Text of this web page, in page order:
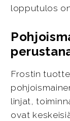
lopputulos
Frostin
linjat,
ovat